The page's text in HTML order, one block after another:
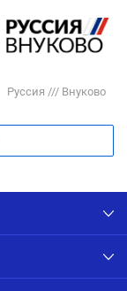
Руссия /// Внуково